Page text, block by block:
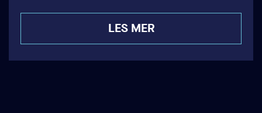
LES MER